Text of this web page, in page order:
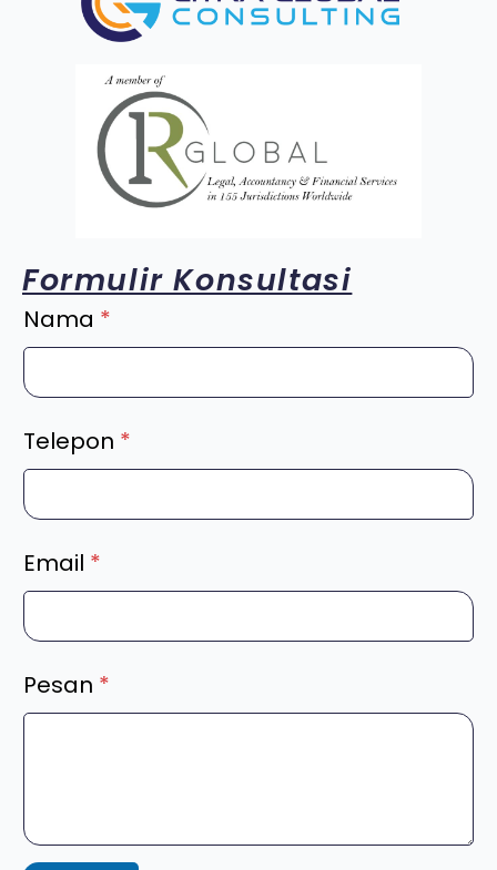
Formulir Konsultasi
Nama *
Telepon *
Email *
Pesan *